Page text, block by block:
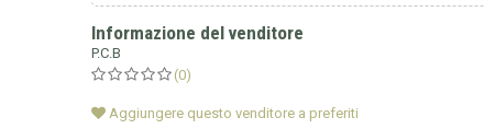
Informazione del venditore
P.C.B
(0)
Aggiungere questo venditore a preferiti